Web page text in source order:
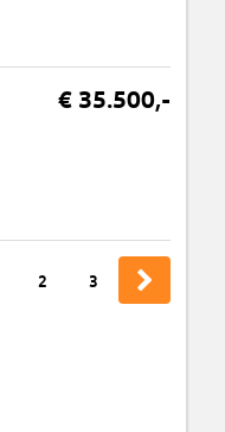
€ 35.500,-
2 3